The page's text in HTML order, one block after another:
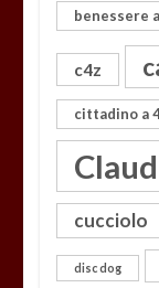
benessere
c4z
cittadino a
cucciolo
disc dog